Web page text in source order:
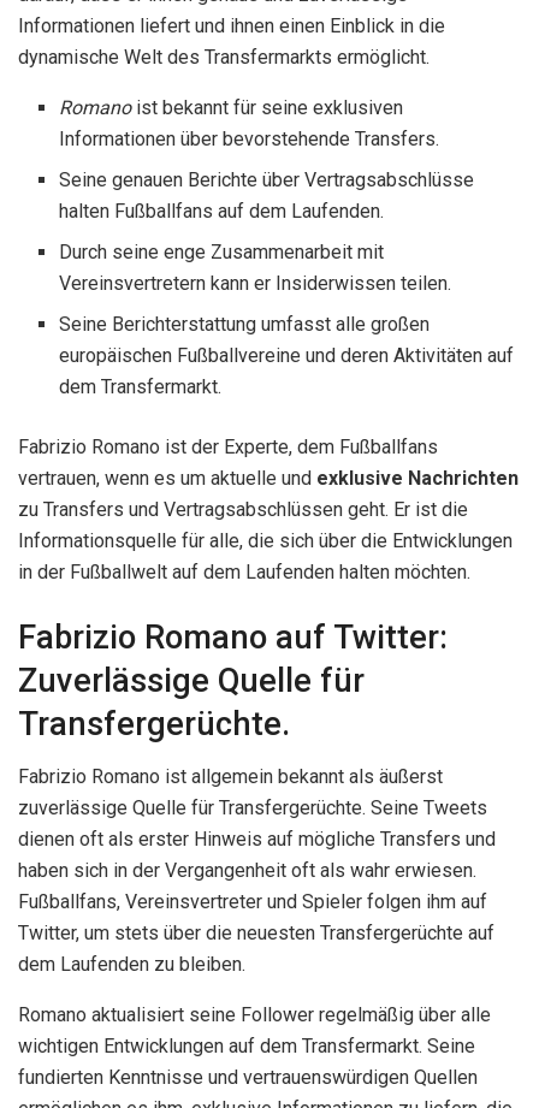
Informationen liefert und ihnen einen Einblick in die
dynamische Welt des Transfermarkts ermöglicht.
Romanoist bekannt für seine exklusiven
Informationen über bevorstehende Transfers.
Seine genauen Berichte über Vertragsabschlüsse
halten Fußballfans auf dem Laufenden.
Durch seine enge Zusammenarbeit mit
Vereinsvertretern kann er Insiderwissen teilen.
Seine Berichterstattung umfasst alle großen
europäischen Fußballvereine und deren Aktivitäten auf
dem Transfermarkt.
Fabrizio Romano ist der Experte, dem Fußballfans
vertrauen, wenn es um aktuelle und exklusive Nachrichten
zu Transfers und Vertragsabschlüssen geht. Er ist die
Informationsquelle für alle, die sich über die Entwicklungen
in der Fußballwelt auf dem Laufenden halten möchten.
Fabrizio Romano auf Twitter:
Zuverlässige Quelle für
Transfergerüchte.
Fabrizio Romano ist allgemein bekannt als äußerst
zuverlässige Quelle für Transfergerüchte. Seine Tweets
dienen oft als erster Hinweis auf mögliche Transfers und
haben sich in der Vergangenheit oft als wahr erwiesen.
Fußballfans, Vereinsvertreter und Spieler folgen ihm auf
Twitter, um stets über die neuesten Transfergerüchte auf
dem Laufenden zu bleiben.
Romano aktualisiert seine Follower regelmäßig über alle
wichtigen Entwicklungen auf dem Transfermarkt. Seine
fundierten Kenntnisse und vertrauenswürdigen Quellen